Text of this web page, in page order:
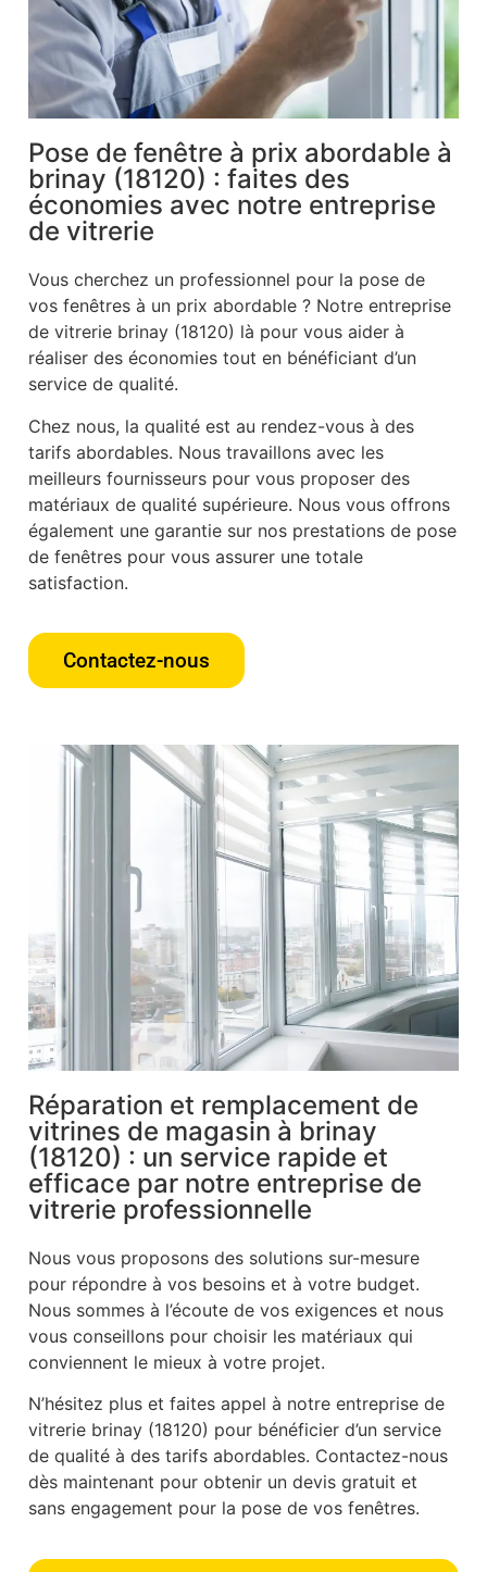
Pose de fenêtre à prix abordable à
brinay (18120) : faites des
économies avec notre entreprise
de vitrerie
Vous cherchez un professionnel pour la pose de
vos fenêtres à un prix abordable ? Notre entreprise
de vitrerie brinay (18120) là pour vous aider à
réaliser des économies tout en bénéficiant d’un
service de qualité.
Chez nous, la qualité est au rendez-vous à des
tarifs abordables. Nous travaillons avec les
meilleurs fournisseurs pour vous proposer des
matériaux de qualité supérieure. Nous vous offrons
également une garantie sur nos prestations de pose
de fenêtres pour vous assurer une totale
satisfaction.
Contactez-nous
Réparation et remplacement de
vitrines de magasin à brinay
(18120) : un service rapide et
efficace par notre entreprise de
vitrerie professionnelle
Nous vous proposons des solutions sur-mesure
pour répondre à vos besoins et à votre budget.
Nous sommes à l’écoute de vos exigences et nous
vous conseillons pour choisir les matériaux qui
conviennent le mieux à votre projet.
N’hésitez plus et faites appel à notre entreprise de
vitrerie brinay (18120) pour bénéficier d’un service
de qualité à des tarifs abordables. Contactez-nous
dès maintenant pour obtenir un devis gratuit et
sans engagement pour la pose de vos fenêtres.